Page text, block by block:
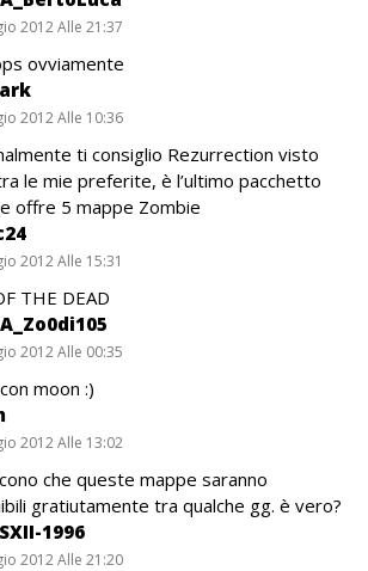
2012 Alle 21:37
ovviamente
2012 Alle 10:36
ti consiglio Rezurrection visto
le mie preferite, è l’ultimo pacchetto
offre 5 mappe Zombie
2012 Alle 15:31
THE DEAD
2012 Alle 00:35
moon :)
2012 Alle 13:02
che queste mappe saranno
gratiutamente tra qualche gg. è vero?
1996
2012 Alle 21:20